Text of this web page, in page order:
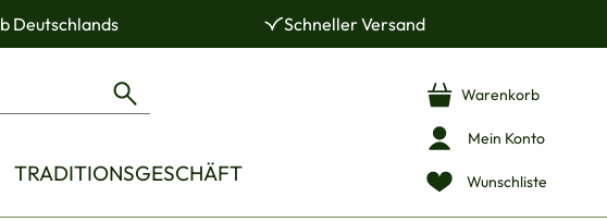
Deutschlands Schneller Versand
TRADITIONSGESCHÄFT Wunschliste
Mein Konto
Warenkorb